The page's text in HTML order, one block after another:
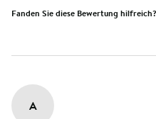
Fanden Sie diese Bewertung hilfreich?
A